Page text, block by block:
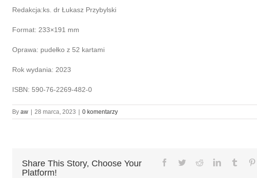
Redakcja:ks. dr Łukasz Przybylski
Format: 233×191 mm
Oprawa: pudełko z 52 kartami
Rok wydania: 2023
ISBN: 590-76-2269-482-0
By aw 28 marca, 2023 0 komentarzy
Share This Story, Choose Your
Platform!
Facebook
TwitterRedditLinkedInTumblr